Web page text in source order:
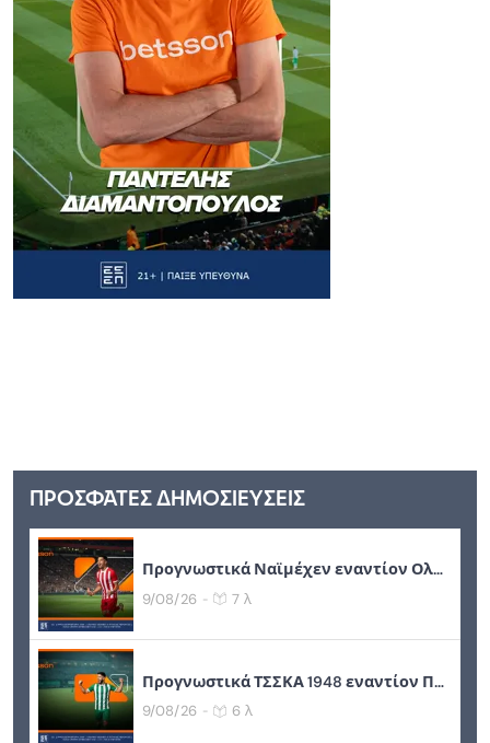
ΠΡΟΣΦΑΤΕΣ ΔΗΜΟΣΙΕΥΣΕΙΣ
Προγνωστικά Ναϊμέχεν εναντίον Ολυμπιακός (11/08/2026)
9/08/26 - 7 λ
Προγνωστικά ΤΣΣΚΑ 1948 εναντίον Παναθηναϊκός (11/08/2026)
9/08/26 - 6 λ